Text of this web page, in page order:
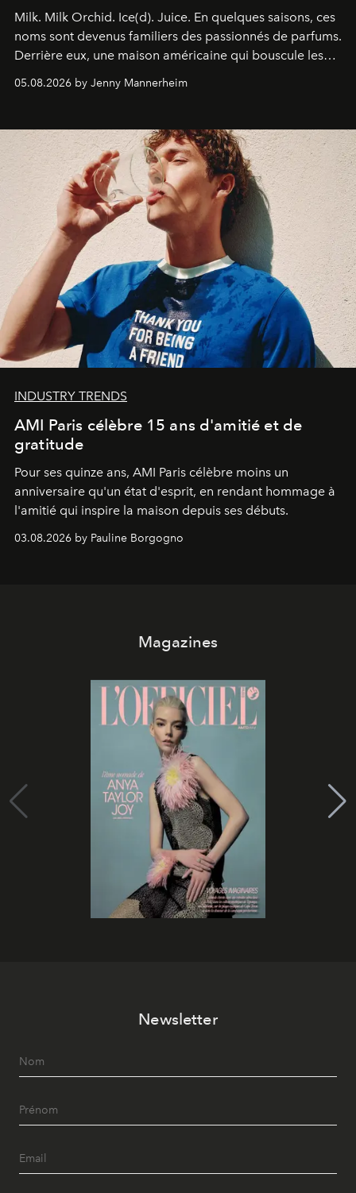
Milk. Milk Orchid. Ice(d). Juice. En quelques saisons, ces
noms sont devenus familiers des passionnés de parfums.
Derrière eux, une maison américaine qui bouscule les
codes de la parfumerie contemporaine en proposant
une approche aussi intuitive que personnelle :
05.08.2026 by Jenny Mannerheim
INDUSTRY TRENDS
AMI Paris célèbre 15 ans d'amitié et de
gratitude
Pour ses quinze ans, AMI Paris célèbre moins un
anniversaire qu'un état d'esprit, en rendant hommage à
l'amitié qui inspire la maison depuis ses débuts.
03.08.2026 by Pauline Borgogno
Magazines
Newsletter